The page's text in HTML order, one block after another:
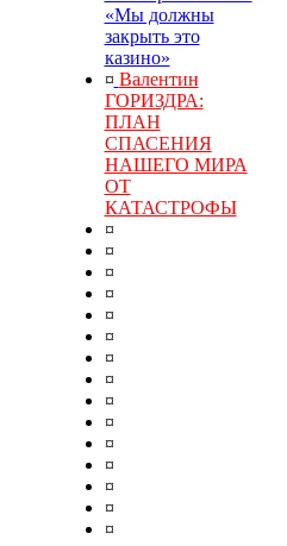
«Мы должны
закрыть это
казино»
¤ Валентин
ГОРИЗДРА:
ПЛАН
СПАСЕНИЯ
НАШЕГО МИРА
ОТ
КАТАСТРОФЫ
¤
¤
¤
¤
¤
¤
¤
¤
¤
¤
¤
¤
¤
¤
¤